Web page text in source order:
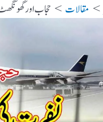
مقالات حجاب اور